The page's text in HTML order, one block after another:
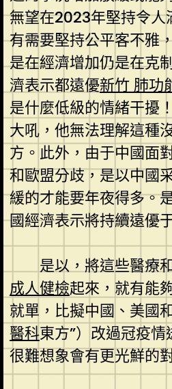
無望在2023年堅持令人
有需要堅持公平客不雅
是在經濟增加仍是在克
濟表示都遠優新竹 肺功
是什麼低級的情緒干擾
大吼，他無法理解這種
方。此外，由于中國面
和歐盟分歧，是以中國
緩的才能要年夜得多。
國經濟表示將持續遠優
是以，將這些醫療
成人健檢起來，就有能
就單，比擬中國、美國
醫科東方”）改過冠疫情
很難想象會有更光鮮的